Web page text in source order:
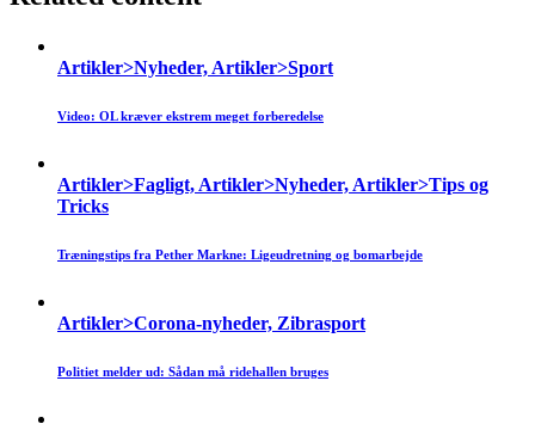
Artikler>Nyheder, Artikler>Sport
Video: OL kræver ekstrem meget forberedelse
Artikler>Fagligt, Artikler>Nyheder, Artikler>Tips og
Tricks
Træningstips fra Pether Markne: Ligeudretning og bomarbejde
Artikler>Corona-nyheder, Zibrasport
Politiet melder ud: Sådan må ridehallen bruges